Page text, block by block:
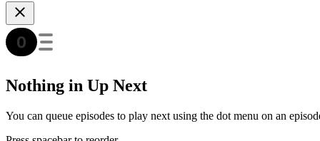
Nothing in Up Next
You can queue episodes to play next using the dot menu on an